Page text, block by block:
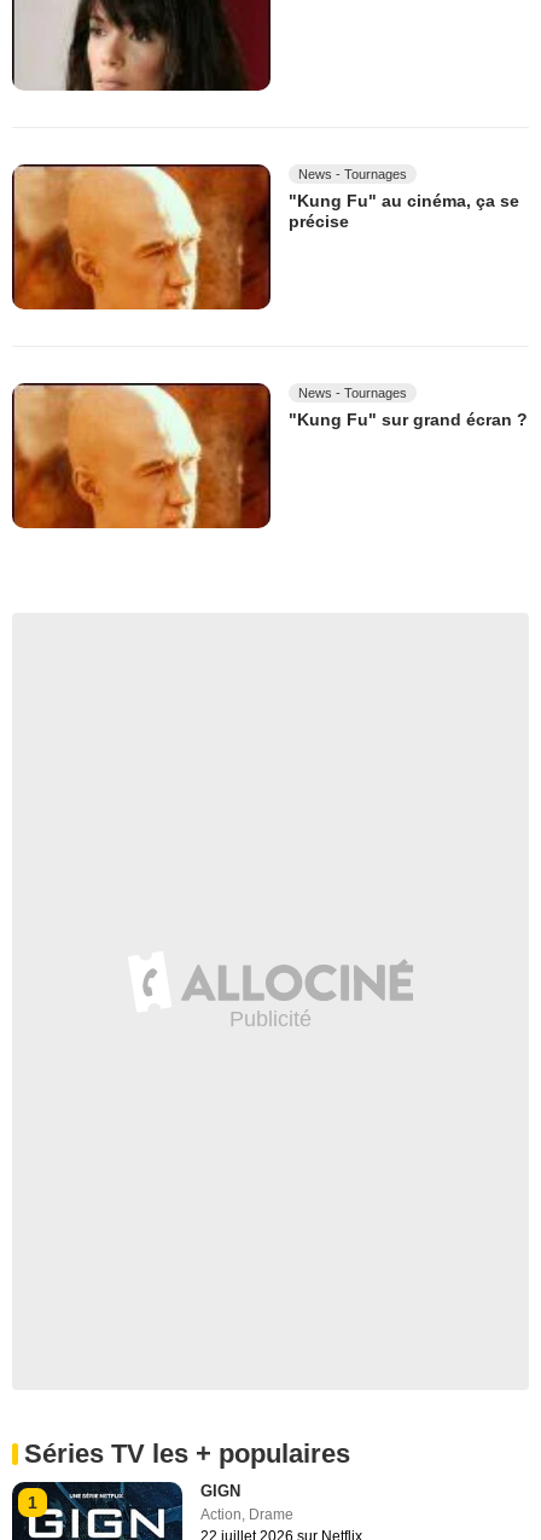
News - Tournages
"Kung Fu" au cinéma, ça se
précise
News - Tournages
"Kung Fu" sur grand écran ?
Séries TV les + populaires
1
GIGN
Action, Drame
22 juillet 2026 sur Netflix